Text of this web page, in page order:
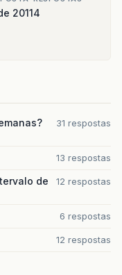
20114
31 respostas
13 respostas
de
12 respostas
6 respostas
12 respostas